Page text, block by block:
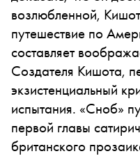
возлюбленной,
путешествие по
составляет
Создателя Кишота,
экзистенциальный
испытания. «Сноб»
первой главы
британского